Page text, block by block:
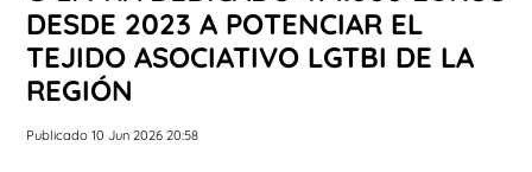
DESDE 2023 A POTENCIAR EL
TEJIDO ASOCIATIVO LGTBI DE LA
REGIÓN
Publicado 10 Jun 2026 20:58